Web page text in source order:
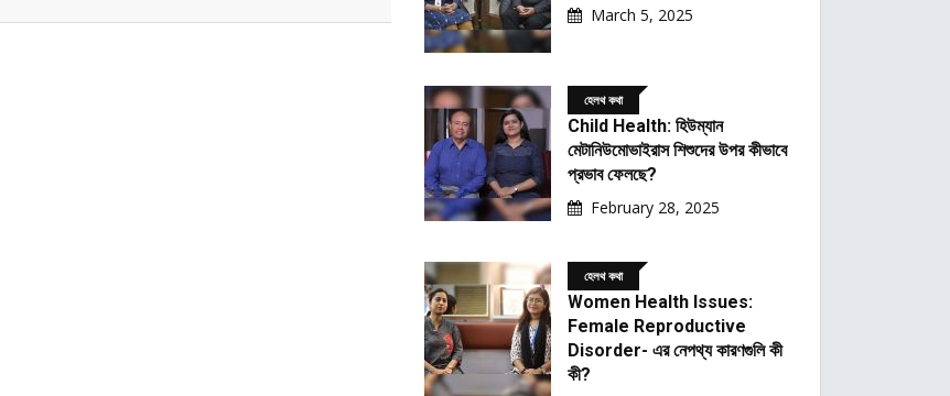
March 5, 2025
হেলথ কথা
Child Health: হিউম্যান
মেটানিউমোভাইরাস শিশুদের উপর কীভাবে
প্রভাব ফেলছে?
February 28, 2025
হেলথ কথা
Women Health Issues:
Female Reproductive
Disorder- এর নেপথ্য কারণগুলি কী
কী?